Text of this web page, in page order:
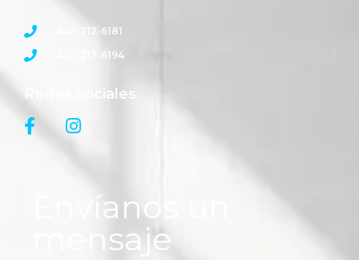
442-212-6181
442-213-6194
Redes sociales
Envíanos un
mensaje